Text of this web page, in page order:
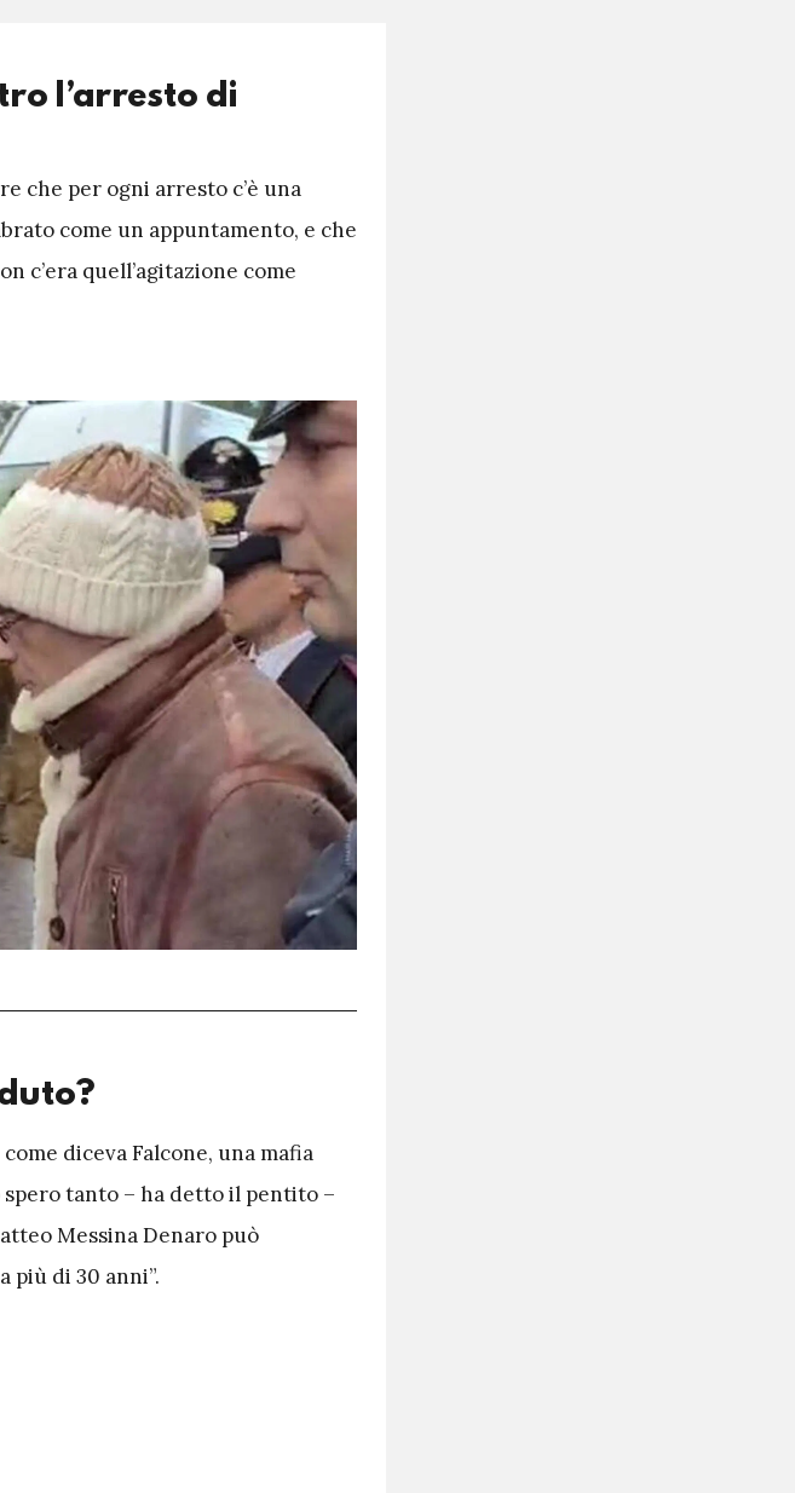
l’arresto di
che per ogni arresto c’è una
come un appuntamento, e che
c’era quell’agitazione come
diceva Falcone, una mafia
tanto – ha detto il pentito –
Messina Denaro può
di 30 anni”.